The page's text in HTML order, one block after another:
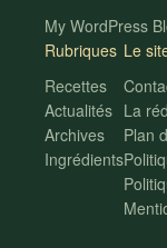
My WordPress
Rubriques
Recettes
Actualités
Archives
Ingrédients
Le
La
Plan